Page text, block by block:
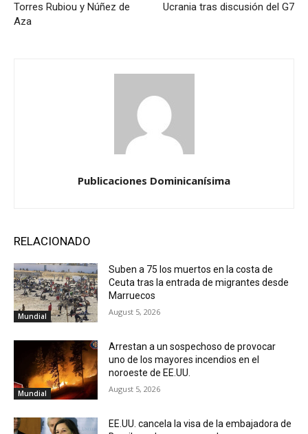
Torres Rubiou y Núñez de
Aza
Ucrania tras discusión del G7
Publicaciones Dominicanísima
RELACIONADO
Mundial
Suben a 75 los muertos en la costa de
Ceuta tras la entrada de migrantes desde
Marruecos
August 5, 2026
Mundial
Arrestan a un sospechoso de provocar
uno de los mayores incendios en el
noroeste de EE.UU.
August 5, 2026
EE.UU. cancela la visa de la embajadora de